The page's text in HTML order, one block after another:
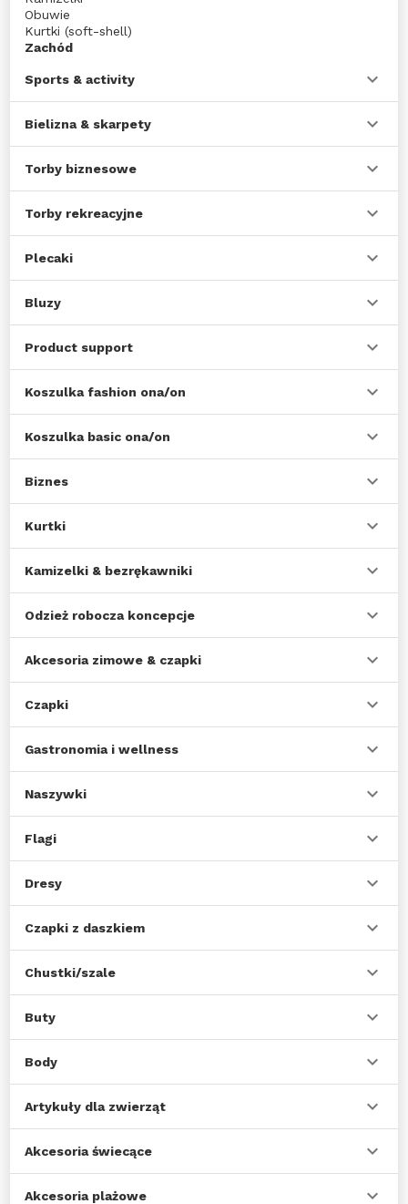
Obuwie
Kurtki (soft-shell)
Zachód
Sports & activity
Bielizna & skarpety
Torby biznesowe
Torby rekreacyjne
Plecaki
Bluzy
Product support
Koszulka fashion ona/on
Koszulka basic ona/on
Biznes
Kurtki
Kamizelki & bezrękawniki
Odzież robocza koncepcje
Akcesoria zimowe & czapki
Czapki
Gastronomia i wellness
Naszywki
Flagi
Dresy
Czapki z daszkiem
Chustki/szale
Buty
Body
Artykuły dla zwierząt
Akcesoria świecące
Akcesoria plażowe